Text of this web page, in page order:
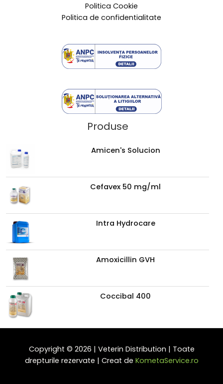
Politica Cookie
Politica de confidentialitate
Produse
Amicen's Solucion
Cefavex 50 mg/ml
Intra Hydrocare
Amoxicillin GVH
Coccibal 400
Copyright © 2026 | Veterin Distribution | Toate
drepturile rezervate | Creat de KometaService.ro